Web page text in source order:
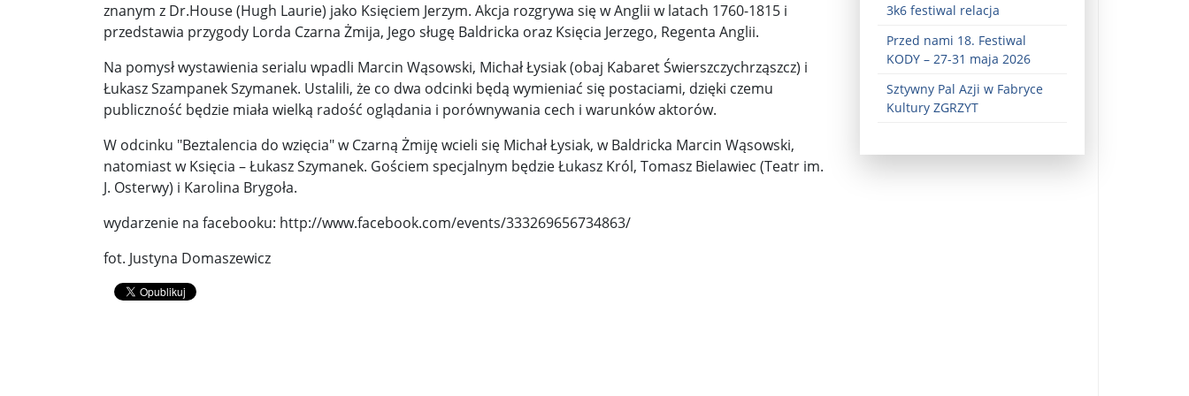
Donald Trump żąda porozumienia, które zakończy woj ... Świat u stóp Trumpa. Negocjuj albo płać 50 proc. ...
Sławomir Mentzen: Migracja legalna również jest pr ... Radioaktywne gniazdo os odkryto w dawnych zakładac ...
Dni Konia Arabskiego 2025 – pasja, tradycja i przy ... Ciężka noc w Kijowie. Rosja dwa razy uderzała z po ...
Zełenski chciał rozmawiać z Nawrockim. Ukraina lic ... Donaldowi Trumpowi udało się zapobiec wojnie. Cła ...
Presja na Izrael rośnie. Kolejny kraj G7 zapowiada ... Sensy Powstania Warszawskiego ...
Powstanie to nie jest zamknięta karta historii ... Wspólnota w chwili ciszy ... Perspektywa świadka, perspektywa ofiary ...
Walka z okupantem, walka z ogniem ...
Zaproszenie. Spacer z historią: „Warszawa śladami ...
znanym z Dr.House (Hugh Laurie) jako Księciem Jerzym. Akcja rozgrywa się w Anglii w latach 1760-1815 i
przedstawia przygody Lorda Czarna Żmija, Jego sługę Baldricka oraz Księcia Jerzego, Regenta Anglii.
Na pomysł wystawienia serialu wpadli Marcin Wąsowski, Michał Łysiak (obaj Kabaret Świerszczychrząszcz) i
Łukasz Szampanek Szymanek. Ustalili, że co dwa odcinki będą wymieniać się postaciami, dzięki czemu
publiczność będzie miała wielką radość oglądania i porównywania cech i warunków aktorów.
W odcinku "Beztalencia do wzięcia" w Czarną Żmiję wcieli się Michał Łysiak, w Baldricka Marcin Wąsowski,
natomiast w Księcia – Łukasz Szymanek. Gościem specjalnym będzie Łukasz Król, Tomasz Bielawiec (Teatr im.
J. Osterwy) i Karolina Brygoła.
wydarzenie na facebooku: http://www.facebook.com/events/333269656734863/
fot. Justyna Domaszewicz
3k6 festiwal relacja
Przed nami 18. Festiwal
KODY – 27-31 maja 2026
Sztywny Pal Azji w Fabryce
Kultury ZGRZYT